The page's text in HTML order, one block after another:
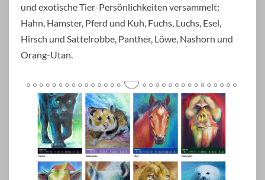
und exotische Tier-Persönlichkeiten versammelt:
Hahn, Hamster, Pferd und Kuh, Fuchs, Luchs, Esel,
Hirsch und Sattelrobbe, Panther, Löwe, Nashorn und
Orang-Utan.